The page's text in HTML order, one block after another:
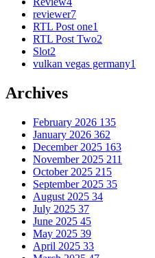
reviewer7
RTL Post one1
RTL Post Two2
Slot2
vulkan vegas germany1
Archives
February 2026 135
January 2026 362
December 2025 163
November 2025 211
October 2025 215
September 2025 35
August 2025 34
July 2025 37
June 2025 45
May 2025 39
April 2025 33